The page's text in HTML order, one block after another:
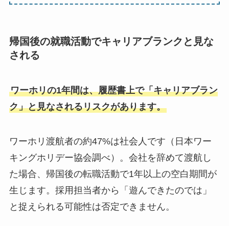
帰国後の就職活動でキャリアブランクと見な
される
ワーホリの1年間は、履歴書上で「キャリアブラン
ク」と見なされるリスクがあります。
ワーホリ渡航者の約47%は社会人です（日本ワー
キングホリデー協会調べ）。会社を辞めて渡航し
た場合、帰国後の転職活動で1年以上の空白期間が
生じます。採用担当者から「遊んできたのでは」
と捉えられる可能性は否定できません。